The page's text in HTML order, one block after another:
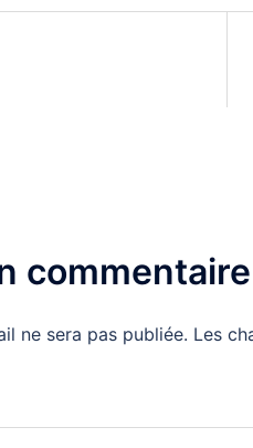
commentaire
ne sera pas publiée. Les